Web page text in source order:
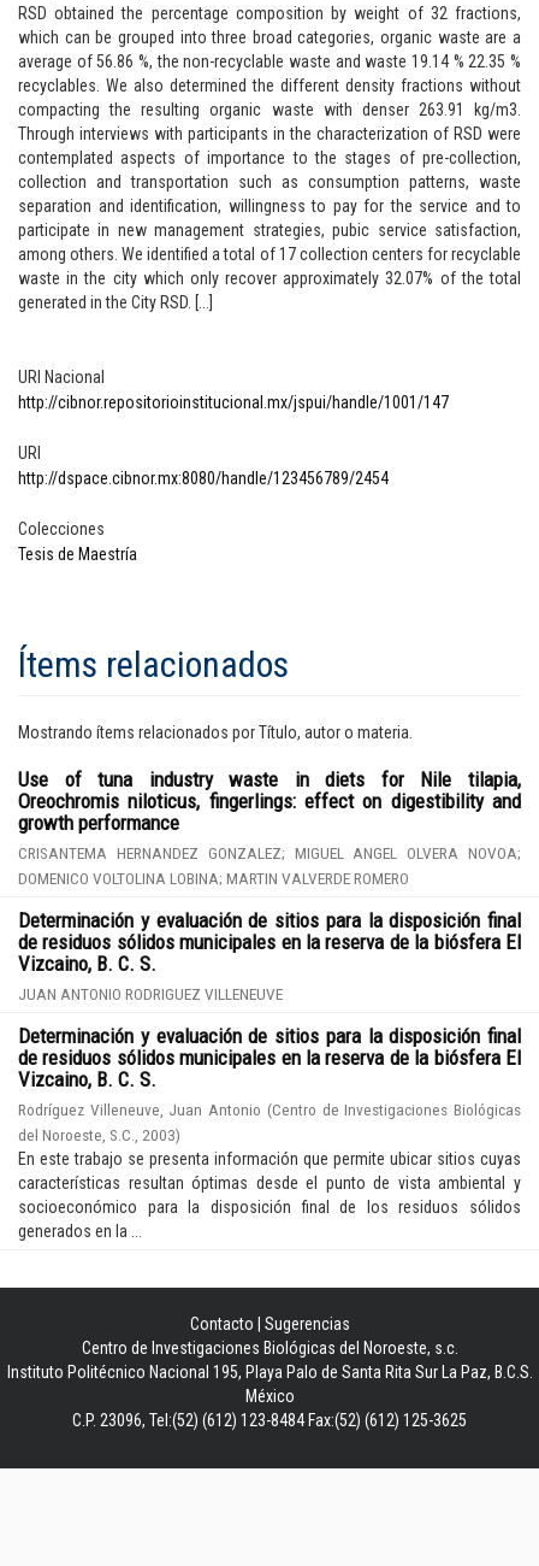
RSD obtained the percentage composition by weight of 32 fractions,
which can be grouped into three broad categories, organic waste are a
average of 56.86 %, the non-recyclable waste and waste 19.14 % 22.35 %
recyclables. We also determined the different density fractions without
compacting the resulting organic waste with denser 263.91 kg/m3.
Through interviews with participants in the characterization of RSD were
contemplated aspects of importance to the stages of pre-collection,
collection and transportation such as consumption patterns, waste
separation and identification, willingness to pay for the service and to
participate in new management strategies, pubic service satisfaction,
among others. We identified a total of 17 collection centers for recyclable
waste in the city which only recover approximately 32.07% of the total
generated in the City RSD. [...]
URI Nacional
http://cibnor.repositorioinstitucional.mx/jspui/handle/1001/147
URI
http://dspace.cibnor.mx:8080/handle/123456789/2454
Colecciones
Tesis de Maestría
Ítems relacionados
Mostrando ítems relacionados por Título, autor o materia.
Use of tuna industry waste in diets for Nile tilapia,
Oreochromis niloticus, fingerlings: effect on digestibility and
growth performance
CRISANTEMA HERNANDEZ GONZALEZ; MIGUEL ANGEL OLVERA NOVOA;
DOMENICO VOLTOLINA LOBINA; MARTIN VALVERDE ROMERO
Determinación y evaluación de sitios para la disposición final
de residuos sólidos municipales en la reserva de la biósfera El
Vizcaino, B. C. S.
JUAN ANTONIO RODRIGUEZ VILLENEUVE
Determinación y evaluación de sitios para la disposición final
de residuos sólidos municipales en la reserva de la biósfera El
Vizcaino, B. C. S.
Rodríguez Villeneuve, Juan Antonio (Centro de Investigaciones Biológicas
del Noroeste, S.C.
2003)
En este trabajo se presenta información que permite ubicar sitios cuyas
características resultan óptimas desde el punto de vista ambiental y
socioeconómico para la disposición final de los residuos sólidos
generados en la ...
Contacto
Sugerencias
Centro de Investigaciones Biológicas del Noroeste, s.c.
Instituto Politécnico Nacional 195, Playa Palo de Santa Rita Sur La Paz, B.C.S.
México
C.P. 23096, Tel:(52) (612) 123-8484 Fax:(52) (612) 125-3625